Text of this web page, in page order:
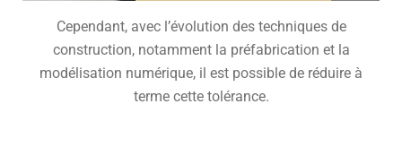
Cependant, avec l’évolution des techniques de
construction, notamment la préfabrication et la
modélisation numérique, il est possible de réduire à
terme cette tolérance.